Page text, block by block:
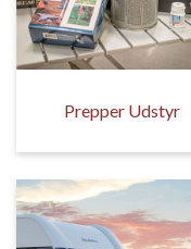
Prepper Udstyr